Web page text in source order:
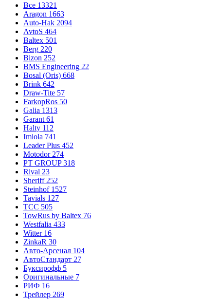
Все 13321
Aragon 1663
Auto-Hak 2094
AvtoS 464
Baltex 501
Berg 220
Bizon 252
BMS Engineering 22
Bosal (Oris) 668
Brink 642
Draw-Tite 57
FarkopRos 50
Galia 1313
Garant 61
Halty 112
Imiola 741
Leader Plus 452
Motodor 274
PT GROUP 318
Rival 23
Sheriff 252
Steinhof 1527
Tavials 127
TCC 505
TowRus by Baltex 76
Westfalia 433
Witter 16
ZinkaR 30
Авто-Арсенал 104
АвтоСтандарт 27
Буксирофф 5
Оригинальные 7
РИФ 16
Трейлер 269